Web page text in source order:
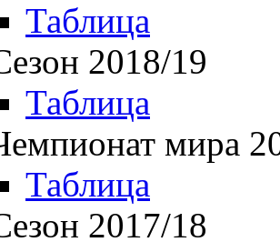
Таблица
2018/19
Таблица
мира
Таблица
2017/18